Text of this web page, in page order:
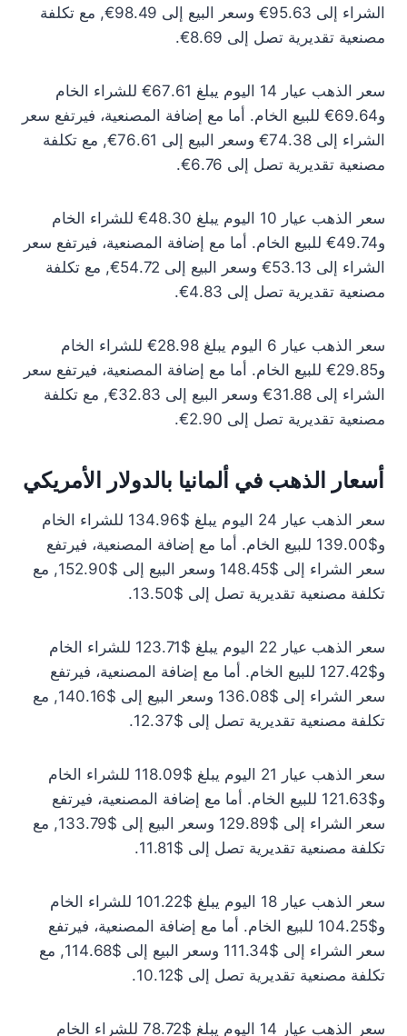
الشراء إلى 95.63€ وسعر البيع إلى 98.49€, مع تكلفة
مصنعية تقديرية تصل إلى 8.69€.
سعر الذهب عيار 14 اليوم يبلغ 67.61€ للشراء الخام
و69.64€ للبيع الخام. أما مع إضافة المصنعية، فيرتفع سعر
الشراء إلى 74.38€ وسعر البيع إلى 76.61€, مع تكلفة
مصنعية تقديرية تصل إلى 6.76€.
سعر الذهب عيار 10 اليوم يبلغ 48.30€ للشراء الخام
و49.74€ للبيع الخام. أما مع إضافة المصنعية، فيرتفع سعر
الشراء إلى 53.13€ وسعر البيع إلى 54.72€, مع تكلفة
مصنعية تقديرية تصل إلى 4.83€.
سعر الذهب عيار 6 اليوم يبلغ 28.98€ للشراء الخام
و29.85€ للبيع الخام. أما مع إضافة المصنعية، فيرتفع سعر
الشراء إلى 31.88€ وسعر البيع إلى 32.83€, مع تكلفة
مصنعية تقديرية تصل إلى 2.90€.
أسعار الذهب في ألمانيا بالدولار الأمريكي
سعر الذهب عيار 24 اليوم يبلغ $134.96 للشراء الخام
و$139.00 للبيع الخام. أما مع إضافة المصنعية، فيرتفع
سعر الشراء إلى $148.45 وسعر البيع إلى $152.90, مع
تكلفة مصنعية تقديرية تصل إلى $13.50.
سعر الذهب عيار 22 اليوم يبلغ $123.71 للشراء الخام
و$127.42 للبيع الخام. أما مع إضافة المصنعية، فيرتفع
سعر الشراء إلى $136.08 وسعر البيع إلى $140.16, مع
تكلفة مصنعية تقديرية تصل إلى $12.37.
سعر الذهب عيار 21 اليوم يبلغ $118.09 للشراء الخام
و$121.63 للبيع الخام. أما مع إضافة المصنعية، فيرتفع
سعر الشراء إلى $129.89 وسعر البيع إلى $133.79, مع
تكلفة مصنعية تقديرية تصل إلى $11.81.
سعر الذهب عيار 18 اليوم يبلغ $101.22 للشراء الخام
و$104.25 للبيع الخام. أما مع إضافة المصنعية، فيرتفع
سعر الشراء إلى $111.34 وسعر البيع إلى $114.68, مع
تكلفة مصنعية تقديرية تصل إلى $10.12.
سعر الذهب عيار 14 اليوم يبلغ $78.72 للشراء الخام